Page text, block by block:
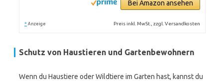
Bei Amazon ansehen
* Anzeige Preis inkl. MwSt., zzgl. Versandkosten
Schutz von Haustieren und Gartenbewohnern
Wenn du Haustiere oder Wildtiere im Garten hast, kannst du